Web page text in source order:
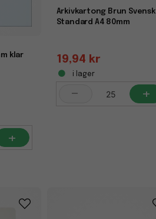
klar
+
Arkivkartong Brun Svensk
Standard A4 80mm
19,94 kr
i lager
- +